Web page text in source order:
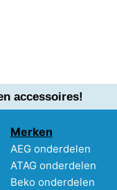
accessoires!
Merken
AEG onderdelen
ATAG onderdelen
Beko onderdelen